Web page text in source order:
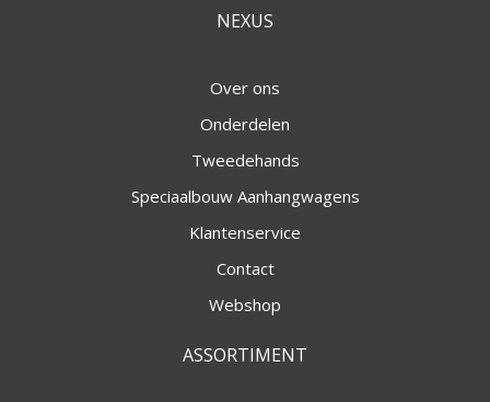
NEXUS
Over ons
Onderdelen
Tweedehands
Speciaalbouw Aanhangwagens
Klantenservice
Contact
Webshop
ASSORTIMENT